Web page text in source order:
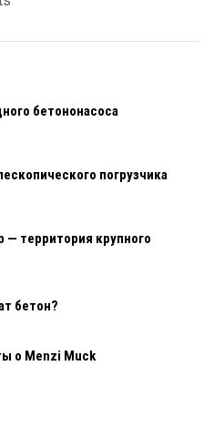
бетононасоса
погрузчика
территория крупного
бетон?
о Menzi Muck